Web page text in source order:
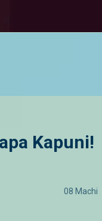
Kapuni!
08 Machi